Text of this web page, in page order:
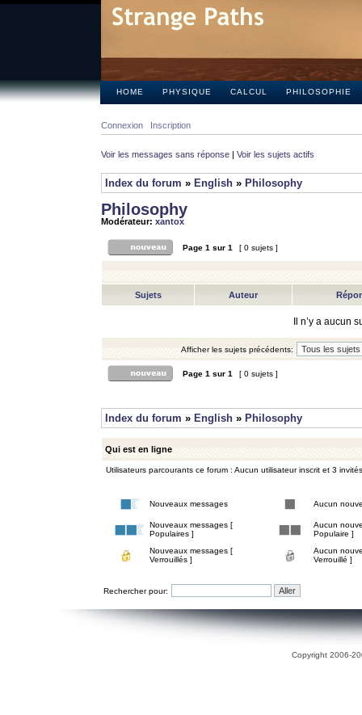
HOME PHYSIQUE CALCUL PHILOSOPHIE
Connexion Inscription
Voir les messages sans réponse | Voir les sujets actifs
Index du forum » English » Philosophy
Philosophy
Modérateur: xantox
Page 1 sur 1 [ 0 sujets ]
Sujets Auteur
Il n’y a aucun
Afficher les sujets précédents:
Page 1 sur 1 [ 0 sujets ]
Index du forum » English » Philosophy
Qui est en ligne
Utilisateurs parcourants ce forum : Aucun utilisateur inscrit et 3 invités
Nouveaux messages Aucun
Nouveaux messages [
Populaires ]
Aucun
Populaire ]
Nouveaux messages [
Verrouillés ]
Aucun
Verrouillé ]
Rechercher pour:
Copyright 2006-